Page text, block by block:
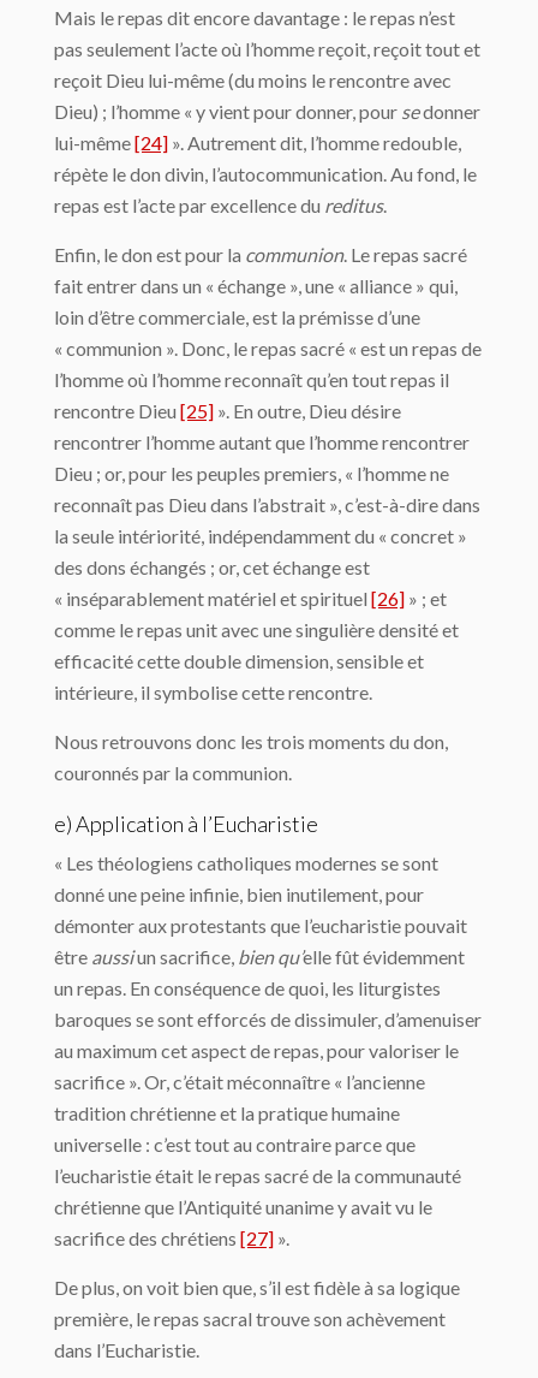
Mais le repas dit encore davantage : le repas n’est
pas seulement l’acte où l’homme reçoit, reçoit tout et
reçoit Dieu lui-même (du moins le rencontre avec
Dieu) ; l’homme « y vient pour donner, pour sedonner
lui-même[24] ». Autrement dit, l’homme redouble,
répète le don divin, l’autocommunication. Au fond, le
repas est l’acte par excellence du reditus.
Enfin, le don est pour la communion. Le repas sacré
fait entrer dans un « échange », une « alliance » qui,
loin d’être commerciale, est la prémisse d’une
« communion ». Donc, le repas sacré « est un repas de
l’homme où l’homme reconnaît qu’en tout repas il
rencontre Dieu [25] ». En outre, Dieu désire
rencontrer l’homme autant que l’homme rencontrer
Dieu ; or, pour les peuples premiers, « l’homme ne
reconnaît pas Dieu dans l’abstrait », c’est-à-dire dans
la seule intériorité, indépendamment du « concret »
des dons échangés ; or, cet échange est
« inséparablement matériel et spirituel [26] » ; et
comme le repas unit avec une singulière densité et
efficacité cette double dimension, sensible et
intérieure, il symbolise cette rencontre.
Nous retrouvons donc les trois moments du don,
couronnés par la communion.
e) Application à l’Eucharistie
« Les théologiens catholiques modernes se sont
donné une peine infinie, bien inutilement, pour
démonter aux protestants que l’eucharistie pouvait
être aussiun sacrifice, bien qu’elle fût évidemment
un repas. En conséquence de quoi, les liturgistes
baroques se sont efforcés de dissimuler, d’amenuiser
au maximum cet aspect de repas, pour valoriser le
sacrifice ». Or, c’était méconnaître « l’ancienne
tradition chrétienne et la pratique humaine
universelle : c’est tout au contraire parce que
l’eucharistie était le repas sacré de la communauté
chrétienne que l’Antiquité unanime y avait vu le
sacrifice des chrétiens [27] ».
De plus, on voit bien que, s’il est fidèle à sa logique
première, le repas sacral trouve son achèvement
dans l’Eucharistie.